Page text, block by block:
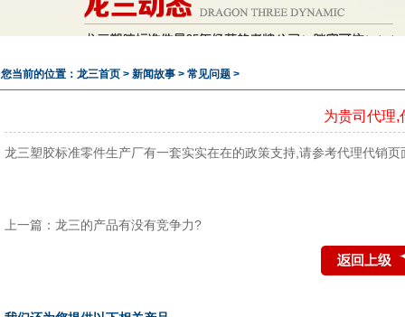
您当前的位置： 龙三首页 > 新闻故事 > 常见问题 >
为贵司代理,
龙三塑胶标准零件生产厂有一套实实在在的政策支持,请参考代理代销页
上一篇： 龙三的产品有没有竞争力?